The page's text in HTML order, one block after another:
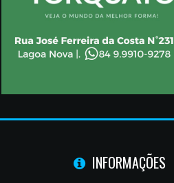
INFORMAÇÕES